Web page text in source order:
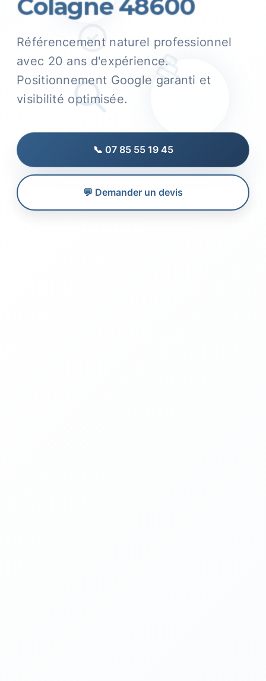
Référencement naturel professionnel
avec 20 ans d'expérience.
Positionnement Google garanti et
visibilité optimisée.
📞 07 85 55 19 45
💬 Demander un devis